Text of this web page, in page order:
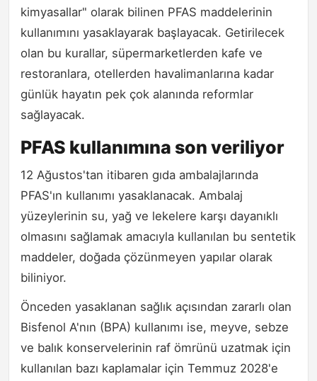
kimyasallar" olarak bilinen PFAS maddelerinin
kullanımını yasaklayarak başlayacak. Getirilecek
olan bu kurallar, süpermarketlerden kafe ve
restoranlara, otellerden havalimanlarına kadar
günlük hayatın pek çok alanında reformlar
sağlayacak.
PFAS kullanımına son veriliyor
12 Ağustos'tan itibaren gıda ambalajlarında
PFAS'ın kullanımı yasaklanacak. Ambalaj
yüzeylerinin su, yağ ve lekelere karşı dayanıklı
olmasını sağlamak amacıyla kullanılan bu sentetik
maddeler, doğada çözünmeyen yapılar olarak
biliniyor.
Önceden yasaklanan sağlık açısından zararlı olan
Bisfenol A'nın (BPA) kullanımı ise, meyve, sebze
ve balık konservelerinin raf ömrünü uzatmak için
kullanılan bazı kaplamalar için Temmuz 2028'e